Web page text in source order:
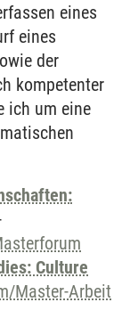
eines
eines
der
kompetenter
ich um eine
Culture
Master-Arbeit